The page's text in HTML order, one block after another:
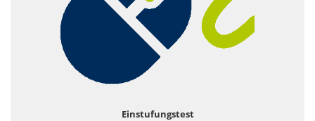
Einstufungstest